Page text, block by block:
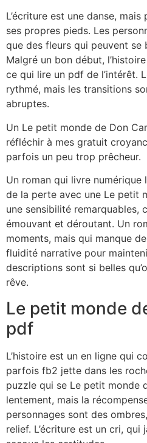
L’écriture est une danse,
ses propres pieds. Les
que des fleurs qui peuvent
Malgré un bon début,
ce qui lire un pdf de l’intérêt.
rythmé, mais les transitions
abruptes.
Un Le petit monde de Don
réfléchir à mes gratuit
parfois un peu trop prêcheur.
Un roman qui livre numérique
de la perte avec une Le petit
une sensibilité remarquables,
émouvant et déroutant. Un
moments, mais qui manque
fluidité narrative pour
descriptions sont si belles
rêve.
Le petit monde
pdf
L’histoire est un en ligne qui
parfois fb2 jette dans les
puzzle qui se Le petit monde
lentement, mais la
personnages sont des
relief. L’écriture est un cri,